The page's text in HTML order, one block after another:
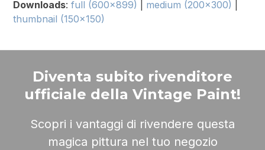
Downloads:full (600x899) medium (200x300)
thumbnail (150x150)
Diventa subito rivenditore
ufficiale della Vintage Paint!
Scopri i vantaggi di rivendere questa
magica pittura nel tuo negozio